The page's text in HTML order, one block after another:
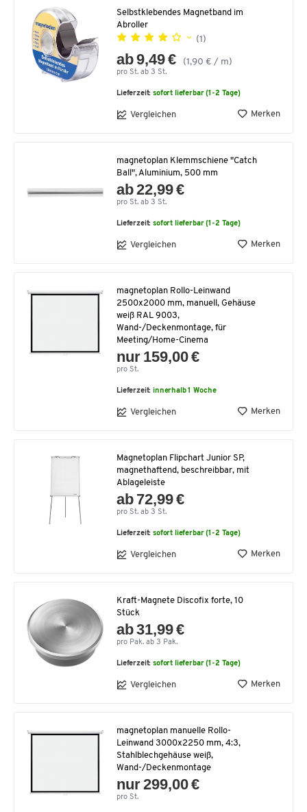
Selbstklebendes Magnetband im
Abroller
(1)
ab 9,49 € (1,90 € / m)
pro St. ab 3 St.
Lieferzeit:sofort lieferbar (1-2 Tage)
Vergleichen Merken
magnetoplan Klemmschiene "Catch
Ball", Aluminium, 500 mm
ab 22,99 €
pro St. ab 3 St.
Lieferzeit:sofort lieferbar (1-2 Tage)
Vergleichen Merken
magnetoplan Rollo-Leinwand
2500x2000 mm, manuell, Gehäuse
weiß RAL 9003,
Wand-/Deckenmontage, für
Meeting/Home-Cinema
nur 159,00 €
pro St.
Lieferzeit:innerhalb 1 Woche
Vergleichen Merken
Magnetoplan Flipchart Junior SP,
magnethaftend, beschreibbar, mit
Ablageleiste
ab 72,99 €
pro St. ab 3 St.
Lieferzeit:sofort lieferbar (1-2 Tage)
Vergleichen Merken
Kraft-Magnete Discofix forte, 10
Stück
ab 31,99 €
pro Pak. ab 3 Pak.
Lieferzeit:sofort lieferbar (1-2 Tage)
Vergleichen Merken
magnetoplan manuelle Rollo-
Leinwand 3000x2250 mm, 4:3,
Stahlblechgehäuse weiß,
Wand-/Deckenmontage
nur 299,00 €
pro St.